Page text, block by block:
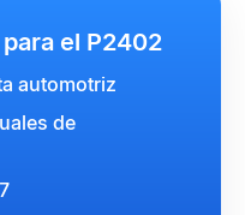
el P2402
automotriz
de